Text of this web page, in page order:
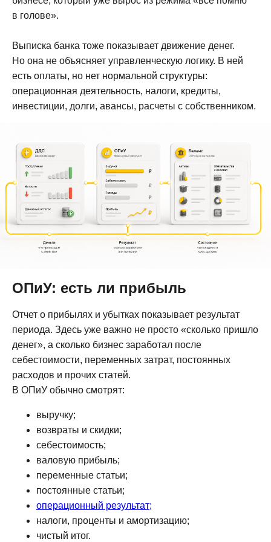
в голове».
Выписка банка тоже показывает движение денег.
Но она не объясняет управленческую логику. В ней
есть оплаты, но нет нормальной структуры:
операционная деятельность, налоги, кредиты,
инвестиции, долги, авансы, расчеты с собственником.
ОПиУ: есть ли прибыль
Отчет о прибылях и убытках показывает результат
периода. Здесь уже важно не просто «сколько пришло
денег», а сколько бизнес заработал после
себестоимости, переменных затрат, постоянных
расходов и прочих статей.
В ОПиУ обычно смотрят:
выручку;
возвраты и скидки;
себестоимость;
валовую прибыль;
переменные статьи;
постоянные статьи;
операционный результат;
налоги, проценты и амортизацию;
чистый итог.